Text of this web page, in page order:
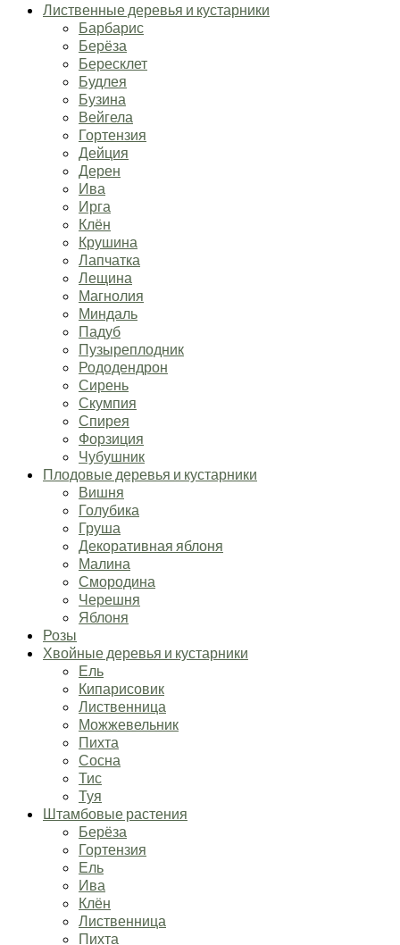
Лиственные деревья и кустарники
Барбарис
Берёза
Бересклет
Будлея
Бузина
Вейгела
Гортензия
Дейция
Дерен
Ива
Ирга
Клён
Крушина
Лапчатка
Лещина
Магнолия
Миндаль
Падуб
Пузыреплодник
Рододендрон
Сирень
Скумпия
Спирея
Форзиция
Чубушник
Плодовые деревья и кустарники
Вишня
Голубика
Груша
Декоративная яблоня
Малина
Смородина
Черешня
Яблоня
Розы
Хвойные деревья и кустарники
Ель
Кипарисовик
Лиственница
Можжевельник
Пихта
Сосна
Тис
Туя
Штамбовые растения
Берёза
Гортензия
Ель
Ива
Клён
Лиственница
Пихта